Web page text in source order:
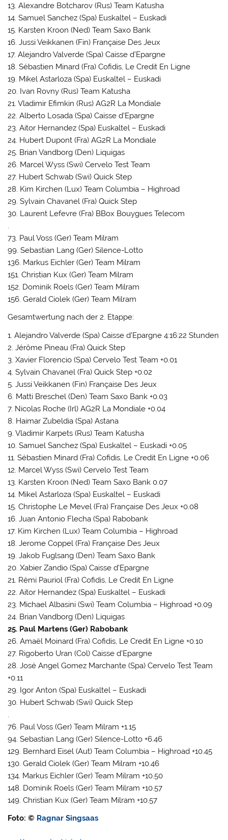
13. Alexandre Botcharov (Rus) Team Katusha
14. Samuel Sanchez (Spa) Euskaltel – Euskadi
15. Karsten Kroon (Ned) Team Saxo Bank
16. Jussi Veikkanen (Fin) Française Des Jeux
17. Alejandro Valverde (Spa) Caisse d’Epargne
18. Sébastien Minard (Fra) Cofidis, Le Credit En Ligne
19. Mikel Astarloza (Spa) Euskaltel – Euskadi
20. Ivan Rovny (Rus) Team Katusha
21. Vladimir Efimkin (Rus) AG2R La Mondiale
22. Alberto Losada (Spa) Caisse d’Epargne
23. Aitor Hernandez (Spa) Euskaltel – Euskadi
24. Hubert Dupont (Fra) AG2R La Mondiale
25. Brian Vandborg (Den) Liquigas
26. Marcel Wyss (Swi) Cervelo Test Team
27. Hubert Schwab (Swi) Quick Step
28. Kim Kirchen (Lux) Team Columbia – Highroad
29. Sylvain Chavanel (Fra) Quick Step
30. Laurent Lefevre (Fra) BBox Bouygues Telecom
.
73. Paul Voss (Ger) Team Milram
99. Sebastian Lang (Ger) Silence-Lotto
136. Markus Eichler (Ger) Team Milram
151. Christian Kux (Ger) Team Milram
152. Dominik Roels (Ger) Team Milram
156. Gerald Ciolek (Ger) Team Milram
Gesamtwertung nach der 2. Etappe:
1. Alejandro Valverde (Spa) Caisse d’Epargne 4:16:22 Stunden
2. Jérôme Pineau (Fra) Quick Step
3. Xavier Florencio (Spa) Cervelo Test Team +0.01
4. Sylvain Chavanel (Fra) Quick Step +0.02
5. Jussi Veikkanen (Fin) Française Des Jeux
6. Matti Breschel (Den) Team Saxo Bank +0.03
7. Nicolas Roche (Irl) AG2R La Mondiale +0.04
8. Haimar Zubeldia (Spa) Astana
9. Vladimir Karpets (Rus) Team Katusha
10. Samuel Sanchez (Spa) Euskaltel – Euskadi +0.05
11. Sébastien Minard (Fra) Cofidis, Le Credit En Ligne +0.06
12. Marcel Wyss (Swi) Cervelo Test Team
13. Karsten Kroon (Ned) Team Saxo Bank 0.07
14. Mikel Astarloza (Spa) Euskaltel – Euskadi
15. Christophe Le Mevel (Fra) Française Des Jeux +0.08
16. Juan Antonio Flecha (Spa) Rabobank
17. Kim Kirchen (Lux) Team Columbia – Highroad
18. Jerome Coppel (Fra) Française Des Jeux
19. Jakob Fuglsang (Den) Team Saxo Bank
20. Xabier Zandio (Spa) Caisse d’Epargne
21. Rémi Pauriol (Fra) Cofidis, Le Credit En Ligne
22. Aitor Hernandez (Spa) Euskaltel – Euskadi
23. Michael Albasini (Swi) Team Columbia – Highroad +0.09
24. Brian Vandborg (Den) Liquigas
25. Paul Martens (Ger) Rabobank
26. Amaël Moinard (Fra) Cofidis, Le Credit En Ligne +0.10
27. Rigoberto Uran (Col) Caisse d’Epargne
28. José Angel Gomez Marchante (Spa) Cervelo Test Team
+0.11
29. Igor Anton (Spa) Euskaltel – Euskadi
30. Hubert Schwab (Swi) Quick Step
.
76. Paul Voss (Ger) Team Milram +1.15
94. Sebastian Lang (Ger) Silence-Lotto +6.46
129. Bernhard Eisel (Aut) Team Columbia – Highroad +10.45
130. Gerald Ciolek (Ger) Team Milram +10.46
134. Markus Eichler (Ger) Team Milram +10.50
148. Dominik Roels (Ger) Team Milram +10.57
149. Christian Kux (Ger) Team Milram +10.57
Foto: © Ragnar Singsaas